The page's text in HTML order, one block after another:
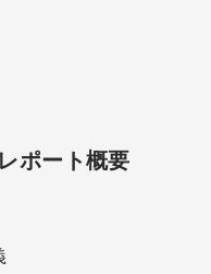
ポート概要